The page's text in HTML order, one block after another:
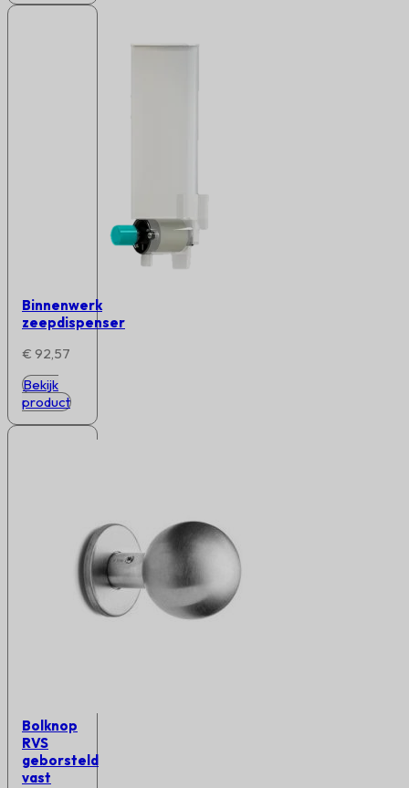
Binnenwerk
zeepdispenser
€ 92,57
Bekijk
product
Bolknop
RVS
geborsteld
vast